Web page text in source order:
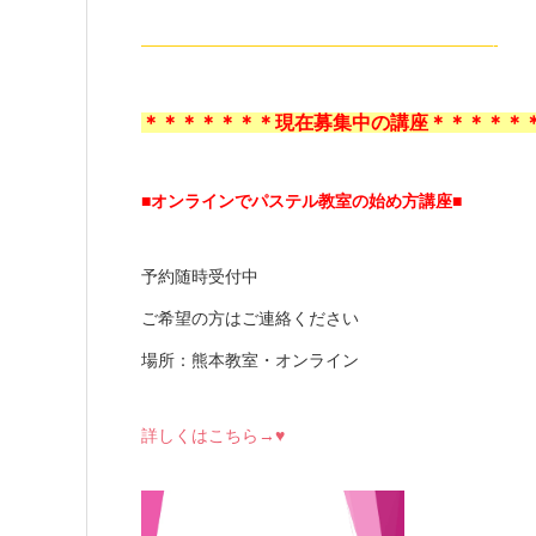
—————————————————————-
＊＊＊＊＊＊＊現在募集中の講座＊＊＊＊＊
■オンラインでパステル教室の始め方講座■
予約随時受付中
ご希望の方はご連絡ください
場所：熊本教室・オンライン
詳しくはこちら→♥